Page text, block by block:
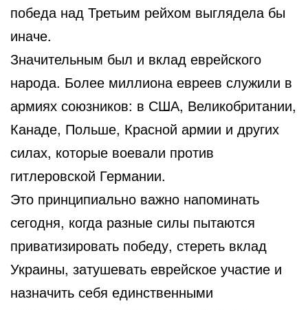
победа над Третьим рейхом выглядела бы
иначе.
Значительным был и вклад еврейского
народа. Более миллиона евреев служили в
армиях союзников: в США, Великобритании,
Канаде, Польше, Красной армии и других
силах, которые воевали против
гитлеровской Германии.
Это принципиально важно напоминать
сегодня, когда разные силы пытаются
приватизировать победу, стереть вклад
Украины, затушевать еврейское участие и
назначить себя единственными